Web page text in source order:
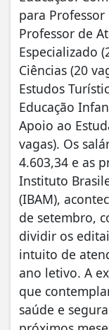
para Professor
Professor de
Especializado
Ciências (20
Estudos
Educação
Apoio ao
vagas). Os
4.603,34 e as
Instituto
(IBAM),
de setembro,
dividir os
intuito de
ano letivo. A
que
saúde e